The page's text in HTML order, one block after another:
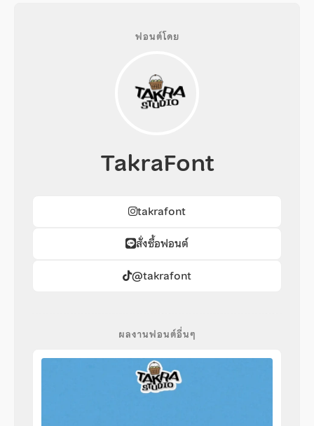
ฟอนต์โดย
TakraFont
takrafont
สั่งซื้อฟอนต์
@takrafont
ผลงานฟอนต์อื่นๆ